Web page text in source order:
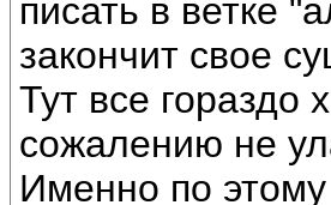
писать в ветке
закончит свое
Тут все гораздо
сожалению не
Именно по